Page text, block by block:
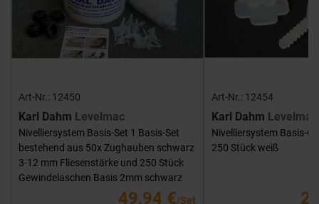
Art-Nr.: 12450
Karl Dahm Levelmac
Nivelliersystem Basis-Set 1 Basis-Set
bestehend aus 50x Zughauben schwarz
3-12 mm Fliesenstärke und 250 Stück
Gewindelaschen Basis 2mm schwarz
49,94 €/Set
Art-Nr.: 12454
Karl Dahm Levelmac
Nivelliersystem Basis-
250 Stück weiß